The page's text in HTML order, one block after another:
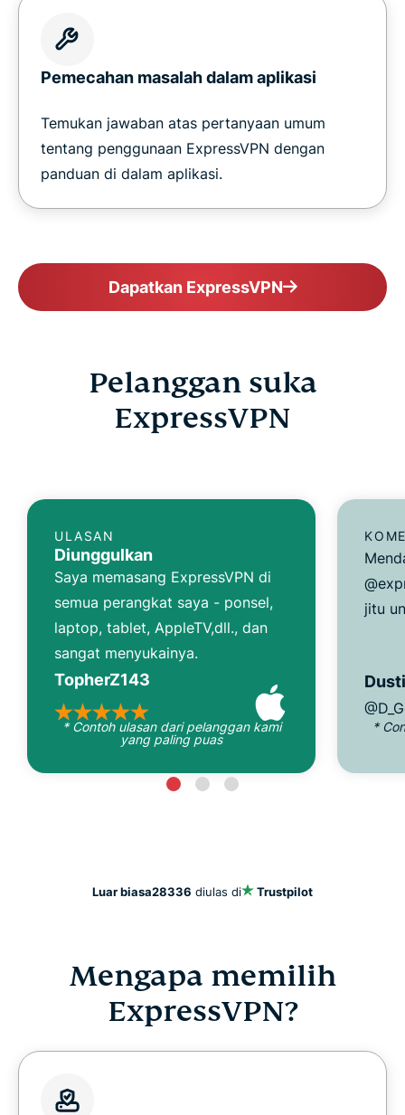
Pemecahan masalah dalam aplikasi
Temukan jawaban atas pertanyaan umum
tentang penggunaan ExpressVPN dengan
panduan di dalam aplikasi.
Dapatkan ExpressVPN
Pelanggan suka
ExpressVPN
ULASAN
Diunggulkan
Saya memasang ExpressVPN di
semua perangkat saya - ponsel,
laptop, tablet, AppleTV,dll., dan
sangat menyukainya.
TopherZ143
* Contoh ulasan dari pelanggan kami
yang paling puas
jitu
*
Luar biasa28336 diulas di Trustpilot
Mengapa memilih
ExpressVPN?